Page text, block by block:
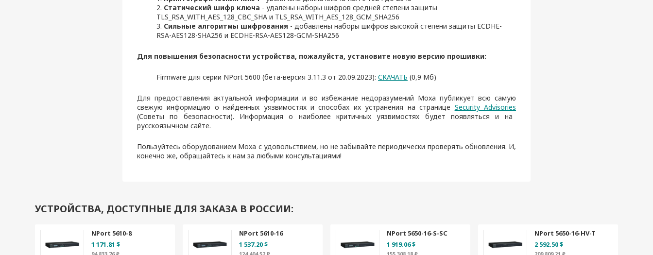
2. Статический шифр ключа - удалены наборы шифров средней степени защиты
TLS_RSA_WITH_AES_128_CBC_SHA и TLS_RSA_WITH_AES_128_GCM_SHA256
3. Сильные алгоритмы шифрования - добавлены наборы шифров высокой степени защиты ECDHE-
RSA-AES128-SHA256 и ECDHE-RSA-AES128-GCM-SHA256
Для повышения безопасности устройства, пожалуйста, установите новую версию прошивки:
Firmware для серии NPort 5600 (бета-версия 3.11.3 от 20.09.2023): СКАЧАТЬ (0,9 Мб)
Для предоставления актуальной информации и во избежание недоразумений Moxa публикует всю самую
свежую информацию о найденных уязвимостях и способах их устранения на странице Security Advisories
(Советы по безопасности). Информация о наиболее критичных уязвимостях будет появляться и на
русскоязычном сайте.
Пользуйтесь оборудованием Moxa с удовольствием, но не забывайте периодически проверять обновления. И,
конечно же, обращайтесь к нам за любыми консультациями!
УСТРОЙСТВА, ДОСТУПНЫЕ ДЛЯ ЗАКАЗА В РОССИИ:
NPort 5610-8
1 171.81 $
NPort 5610-16
1 537.20 $
NPort 5650-16-S-SC
1 919.06 $
NPort 5650-16-HV-T
2 592.50 $